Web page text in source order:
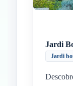
Jardi
Jardi